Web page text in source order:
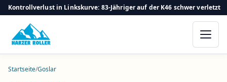
Kontrollverlust in Linkskurve: 83-Jähriger auf der K46 schwer verletzt
Startseite/Goslar